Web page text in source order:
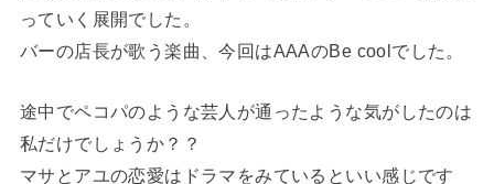
っていく展開でした。
バーの店長が歌う楽曲、今回はAAAのBe coolでした。
途中でペコパのような芸人が通ったような気がしたのは
私だけでしょうか？？
マサとアユの恋愛はドラマをみているといい感じです